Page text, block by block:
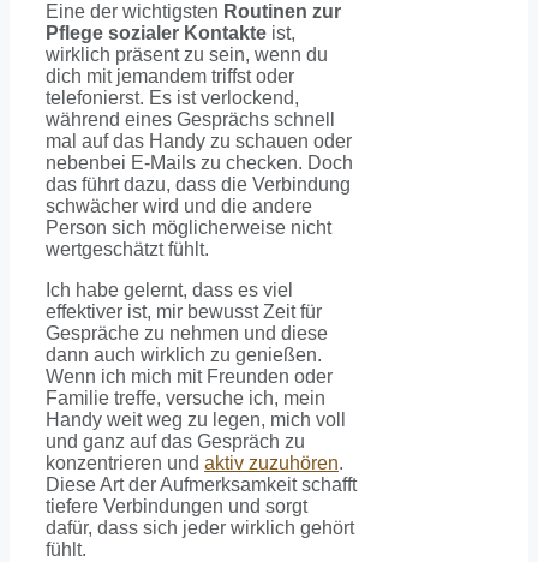
Eine der wichtigsten Routinen zur
Pflege sozialer Kontakte ist,
wirklich präsent zu sein, wenn du
dich mit jemandem triffst oder
telefonierst. Es ist verlockend,
während eines Gesprächs schnell
mal auf das Handy zu schauen oder
nebenbei E-Mails zu checken. Doch
das führt dazu, dass die Verbindung
schwächer wird und die andere
Person sich möglicherweise nicht
wertgeschätzt fühlt.
Ich habe gelernt, dass es viel
effektiver ist, mir bewusst Zeit für
Gespräche zu nehmen und diese
dann auch wirklich zu genießen.
Wenn ich mich mit Freunden oder
Familie treffe, versuche ich, mein
Handy weit weg zu legen, mich voll
und ganz auf das Gespräch zu
konzentrieren und aktiv zuzuhören.
Diese Art der Aufmerksamkeit schafft
tiefere Verbindungen und sorgt
dafür, dass sich jeder wirklich gehört
fühlt.